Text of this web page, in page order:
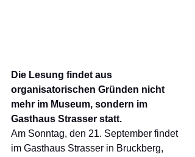
Die Lesung findet aus
organisatorischen Gründen nicht
mehr im Museum, sondern im
Gasthaus Strasser statt.
Am Sonntag, den 21. September findet
im Gasthaus Strasser in Bruckberg,